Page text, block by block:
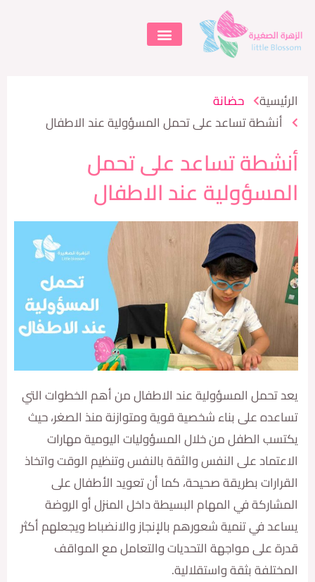
حضانة
تساعد على تحمل المسؤولية عند الاطفال
تساعد على تحمل
عند الاطفال
المسؤولية عند الاطفال من أهم الخطوات التي
على بناء شخصية قوية ومتوازنة منذ الصغر، حيث
الطفل من خلال المسؤوليات اليومية مهارات
على النفس والثقة بالنفس وتنظيم الوقت واتخاذ
بطريقة صحيحة، كما أن تعويد الأطفال على
في المهام البسيطة داخل المنزل أو الروضة
في تنمية شعورهم بالإنجاز والانضباط ويجعلهم أكثر
مواجهة التحديات والتعامل مع المواقف
بثقة واستقلالية.